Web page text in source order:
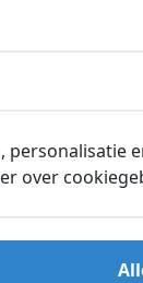
personalisatie
over